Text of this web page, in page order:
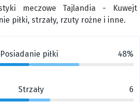
meczowe Tajlandia - Kuwejt
piłki, strzały, rzuty rożne i inne.
Posiadanie piłki 48%
Strzały
6